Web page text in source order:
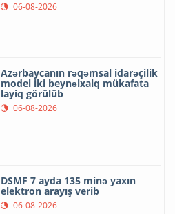
06-08-2026
Azərbaycanın rəqəmsal idarəçilik
model iki beynəlxalq mükafata
layiq görülüb
06-08-2026
DSMF 7 ayda 135 minə yaxın
elektron arayış verib
06-08-2026